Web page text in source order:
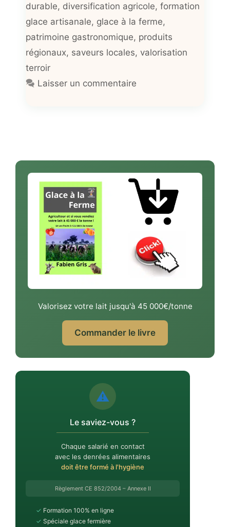
durable, diversification agricole, formation
glace artisanale, glace à la ferme,
patrimoine gastronomique, produits
régionaux, saveurs locales, valorisation
terroir
Laisser un commentaire
Valorisez votre lait jusqu'à 45 000€/tonne
Commander le livre
⚠️
Le saviez-vous ?
Chaque salarié en contact
avec les denrées alimentaires
doit être formé à l'hygiène
Règlement CE 852/2004 – Annexe II
✓ Formation 100% en ligne
✓ Spéciale glace fermière